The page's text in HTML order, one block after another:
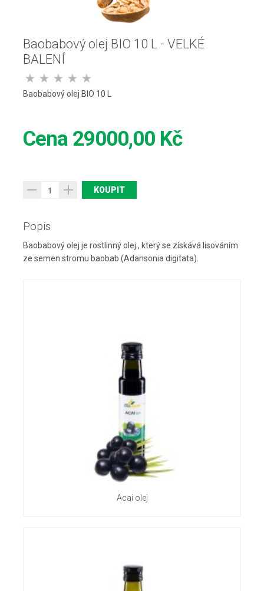
Baobabový olej BIO 10 L - VELKÉ
BALENÍ
Baobabový olej BIO 10 L
Cena 29000,00 Kč
Popis
Baobabový olej je rostlinný olej , který se získává lisováním
ze semen stromu baobab (Adansonia digitata).
Acai olej